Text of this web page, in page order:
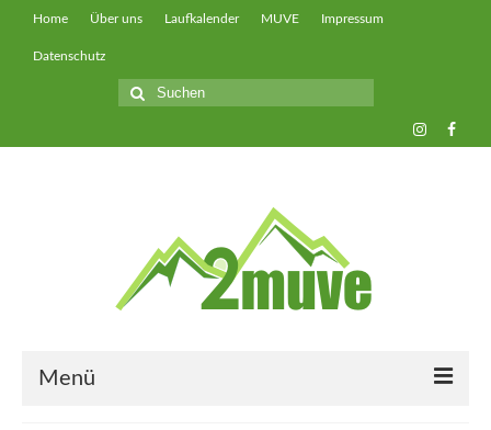
Home Über uns Laufkalender MUVE Impressum
Datenschutz
Suche
nach:
Menü